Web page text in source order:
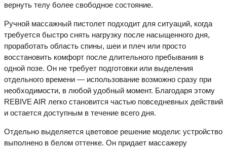
вернуть телу более свободное состояние.
Ручной массажный пистолет подходит для ситуаций, когда
требуется быстро снять нагрузку после насыщенного дня,
проработать область спины, шеи и плеч или просто
восстановить комфорт после длительного пребывания в
одной позе. Он не требует подготовки или выделения
отдельного времени — использование возможно сразу при
необходимости, в любой удобный момент. Благодаря этому
REBIVE AIR легко становится частью повседневных действий
и остается доступным в течение всего дня.
Отдельно выделяется цветовое решение модели: устройство
выполнено в белом оттенке. Он придает массажеру